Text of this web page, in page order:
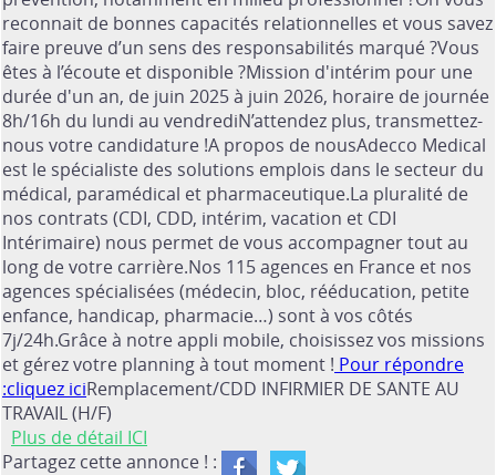
reconnait de bonnes capacités relationnelles et vous savez
faire preuve d’un sens des responsabilités marqué ?Vous
êtes à l’écoute et disponible ?Mission d'intérim pour une
durée d'un an, de juin 2025 à juin 2026, horaire de journée
8h/16h du lundi au vendrediN’attendez plus, transmettez-
nous votre candidature !A propos de nousAdecco Medical
est le spécialiste des solutions emplois dans le secteur du
médical, paramédical et pharmaceutique.La pluralité de
nos contrats (CDI, CDD, intérim, vacation et CDI
Intérimaire) nous permet de vous accompagner tout au
long de votre carrière.Nos 115 agences en France et nos
agences spécialisées (médecin, bloc, rééducation, petite
enfance, handicap, pharmacie…) sont à vos côtés
7j/24h.Grâce à notre appli mobile, choisissez vos missions
et gérez votre planning à tout moment ! Pour répondre
:cliquez iciRemplacement/CDD INFIRMIER DE SANTE AU
TRAVAIL (H/F)
Plus de détail ICI
Partagez cette annonce ! :